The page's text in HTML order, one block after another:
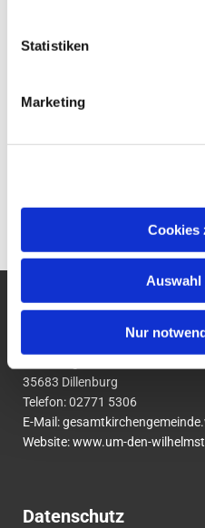
Statistiken
Marketing
Cookies
Auswahl
Nur
um den Wilhelmsturm
35683 Dillenburg
Telefon:02771 5306
E-Mail:
Website: www.um-den-
Datenschutz